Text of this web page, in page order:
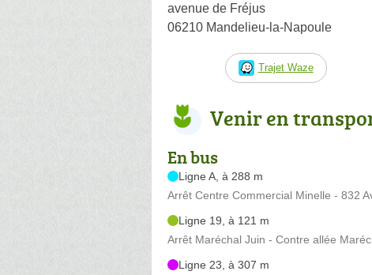
avenue de Fréjus
06210 Mandelieu-la-Napoule
Trajet Waze
Venir en
En bus
Ligne A, à 288 m
Arrêt Centre Commercial Minelle - 832
Ligne 19, à 121 m
Arrêt Maréchal Juin - Contre allée
Ligne 23, à 307 m